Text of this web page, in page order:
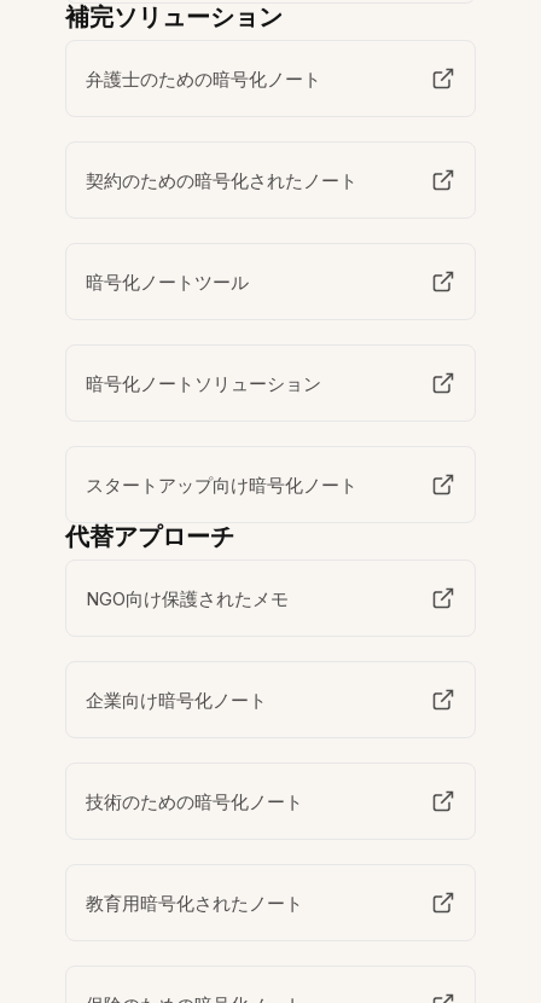
補完ソリューション
弁護士のための暗号化ノート
契約のための暗号化されたノート
暗号化ノートツール
暗号化ノートソリューション
スタートアップ向け暗号化ノート
代替アプローチ
NGO向け保護されたメモ
企業向け暗号化ノート
技術のための暗号化ノート
教育用暗号化されたノート